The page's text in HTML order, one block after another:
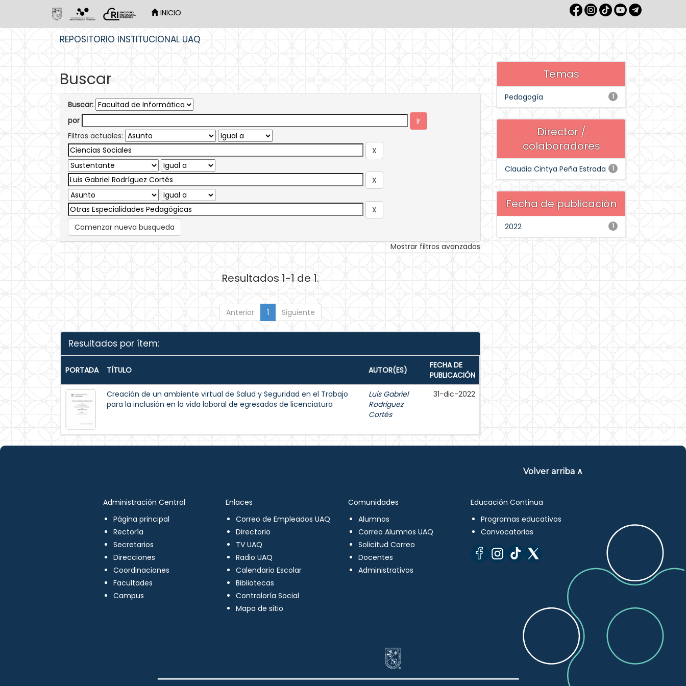
INICIO
REPOSITORIO INSTITUCIONAL UAQ
Buscar
Buscar:
por
Filtros actuales:
Comenzar nueva busqueda
Mostrar filtros avanzados
Resultados 1-1 de 1.
Anterior 1 Siguiente
Resultados por ítem:
PORTADA TÍTULO AUTOR(ES)
FECHA DE
PUBLICACIÓN
Creación de un ambiente virtual de Salud y Seguridad en el Trabajo
para la inclusión en la vida laboral de egresados de licenciatura
Luis Gabriel
Rodríguez
Cortés
31-dic-2022
Temas
1
Pedagogía
Director /
colaboradores
1
Claudia Cintya Peña Estrada
Fecha de publicación
1
2022
Volver arriba ∧
Administración Central
Página principal
Rectoría
Secretarios
Direcciones
Coordinaciones
Facultades
Campus
Enlaces
Correo de Empleados UAQ
Directorio
TV UAQ
Radio UAQ
Calendario Escolar
Bibliotecas
Contraloría Social
Mapa de sitio
Comunidades
Alumnos
Correo Alumnos UAQ
Solicitud Correo
Docentes
Administrativos
Educación Continua
Programas educativos
Convocatorias